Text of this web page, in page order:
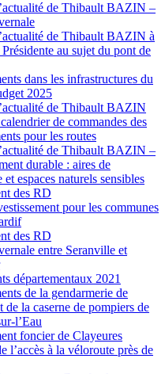
de Thibault BAZIN –
de Thibault BAZIN à
au sujet du pont de
dans les infrastructures du
2025
de Thibault BAZIN
de commandes des
pour les routes
de Thibault BAZIN –
durable : aires de
espaces naturels sensibles
des RD
pour les communes
des RD
entre Seranville et
départementaux 2021
de la gendarmerie de
la caserne de pompiers de
l’Eau
foncier de Clayeures
l’accès à la véloroute près de